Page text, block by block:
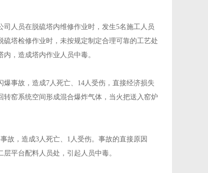
人员在脱硫塔内维修作业时，发生5名施工人员
塔检修作业时，未按规定制定合理可靠的工艺处
，造成塔内作业人员中毒。
事故，造成7人死亡、14人受伤，直接经济损失
窑系统空间形成混合爆炸气体，当火把送入窑炉
，造成3人死亡、1人受伤。事故的直接原因
平台配料人员处，引起人员中毒。